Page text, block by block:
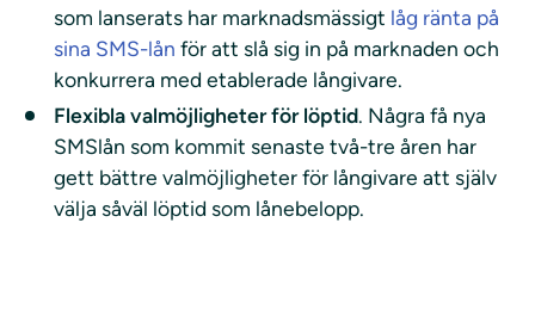
som lanserats har marknadsmässigt låg ränta på
sina SMS-lån för att slå sig in på marknaden och
konkurrera med etablerade långivare.
Flexibla valmöjligheter för löptid. Några få nya
SMSlån som kommit senaste två-tre åren har
gett bättre valmöjligheter för långivare att själv
välja såväl löptid som lånebelopp.